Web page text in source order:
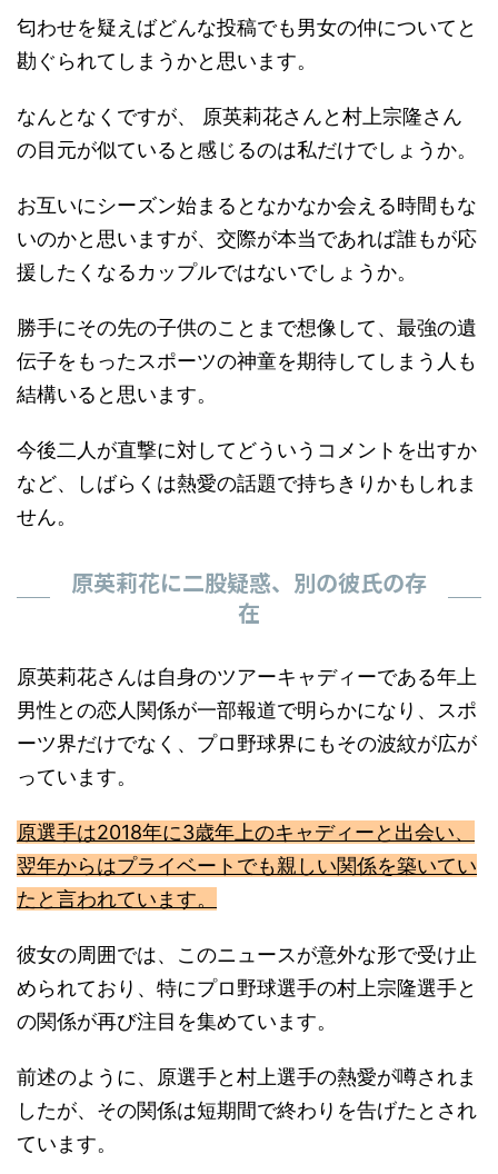
匂わせを疑えばどんな投稿でも男女の仲についてと
勘ぐられてしまうかと思います。
なんとなくですが、 原英莉花さんと村上宗隆さん
の目元が似ていると感じるのは私だけでしょうか。
お互いにシーズン始まるとなかなか会える時間もな
いのかと思いますが、交際が本当であれば誰もが応
援したくなるカップルではないでしょうか。
勝手にその先の子供のことまで想像して、最強の遺
伝子をもったスポーツの神童を期待してしまう人も
結構いると思います。
今後二人が直撃に対してどういうコメントを出すか
など、しばらくは熱愛の話題で持ちきりかもしれま
せん。
原英莉花に二股疑惑、別の彼氏の存
在
原英莉花さんは自身のツアーキャディーである年上
男性との恋人関係が一部報道で明らかになり、スポ
ーツ界だけでなく、プロ野球界にもその波紋が広が
っています。
原選手は2018年に3歳年上のキャディーと出会い、
翌年からはプライベートでも親しい関係を築いてい
たと言われています。
彼女の周囲では、このニュースが意外な形で受け止
められており、特にプロ野球選手の村上宗隆選手と
の関係が再び注目を集めています。
前述のように、原選手と村上選手の熱愛が噂されま
したが、その関係は短期間で終わりを告げたとされ
ています。